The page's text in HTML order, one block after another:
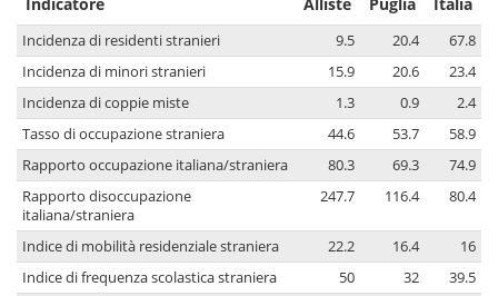
Incidenza di residenti stranieri 9.5 20.4
67.8
Incidenza di minori stranieri
15.9 20.6
23.4
Incidenza di coppie miste
1.3 0.9
2.4
Tasso di occupazione straniera
44.6 53.7
58.9
Rapporto occupazione italiana/straniera
80.3 69.3
74.9
Rapporto disoccupazione
italiana/straniera
247.7 116.4 80.4
Indice di mobilità residenziale straniera 22.2 16.4
16
Indice di frequenza scolastica straniera
50 32
39.5